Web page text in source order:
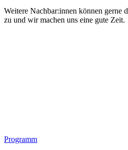
Weitere Nachbar:innen können gerne
zu und wir machen uns eine gute Zeit.
Footer
Programm